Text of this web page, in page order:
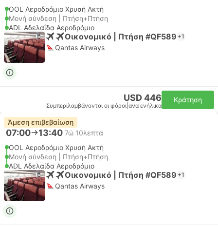
OOL Αεροδρόμιο Χρυσή Ακτή
Μονή σύνδεση | Πτήση+Πτήση
ADL Αδελαΐδα Αεροδρόμιο
Οικονομικό | Πτήση #QF589 +1
Qantas Airways
USD 446
Συμπεριλαμβάνονται οι φόροι ανα ενήλικα
Κράτηση
Άμεση επιβεβαίωση
07:00 13:40 7ώ 10λεπτά
OOL Αεροδρόμιο Χρυσή Ακτή
Μονή σύνδεση | Πτήση+Πτήση
ADL Αδελαΐδα Αεροδρόμιο
Οικονομικό | Πτήση #QF589 +1
Qantas Airways